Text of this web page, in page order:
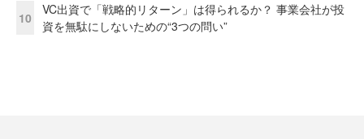
10
VC出資で「戦略的リターン」は得られるか？ 事業会社が投
資を無駄にしないための“3つの問い”